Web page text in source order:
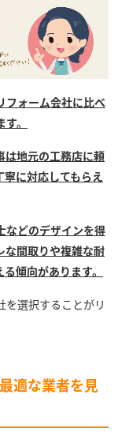
フォーム会社に比べ
。
は地元の工務店に頼
に対応してもらえ
などのデザインを得
な間取りや複雑な耐
傾向があります。
選択することがリ
適な業者を見